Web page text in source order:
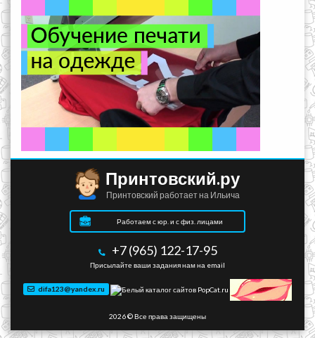
Принтовский.ру
Принтовский работает на Ильича
Работаем с юр. и с физ. лицами
+7 (965) 122-17-95
Присылайте ваши задания нам на email
difa123@yandex.ru
2026 © Все права защищены